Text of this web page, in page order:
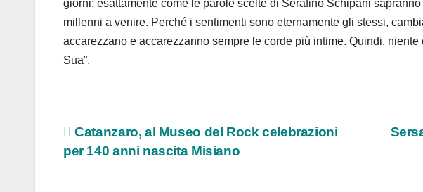
giorni; esattamente come le parole scelte di Serafino Schipani
millenni a venire. Perché i sentimenti sono eternamente gli stessi,
accarezzano e accarezzanno sempre le corde più intime. Quindi,
Sua”.
Navigazione
articoli
Catanzaro, al Museo del Rock celebrazioni
per 140 anni nascita Misiano